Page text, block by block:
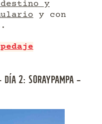
y
y con
DÍA 2: SORAYPAMPA –